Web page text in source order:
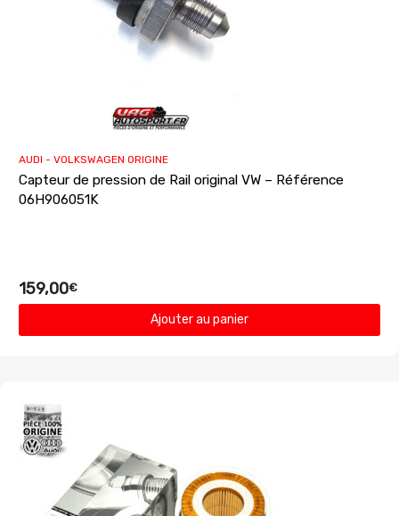
AUDI - VOLKSWAGEN ORIGINE
Capteur de pression de Rail original VW – Référence
06H906051K
159,00€
Ajouter au panier